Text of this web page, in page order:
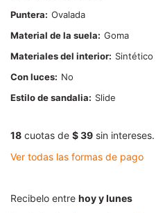
Puntera
Ovalada
Material de la suela
Goma
Materiales del interior
Sintético
Con luces
No
Estilo de sandalia
Slide
18 cuotas de $ 39 sin intereses.
Ver todas las formas de pago
Recibelo entre hoy y lunes